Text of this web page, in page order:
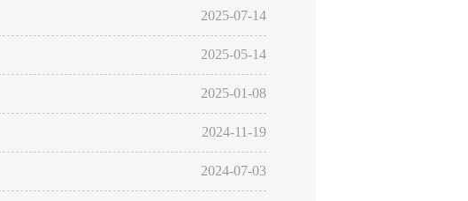
2025-07-14
2025-05-14
2025-01-08
2024-11-19
2024-07-03